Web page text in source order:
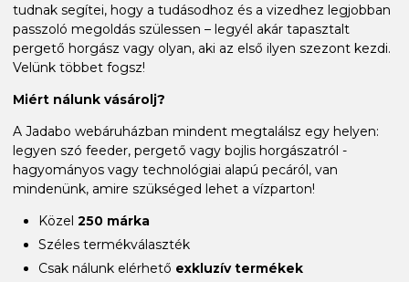
tudnak segítei, hogy a tudásodhoz és a vizedhez legjobban
passzoló megoldás szülessen – legyél akár tapasztalt
pergető horgász vagy olyan, aki az első ilyen szezont kezdi.
Velünk többet fogsz!
Miért nálunk vásárolj?
A Jadabo webáruházban mindent megtalálsz egy helyen:
legyen szó feeder, pergető vagy bojlis horgászatról -
hagyományos vagy technológiai alapú pecáról, van
mindenünk, amire szükséged lehet a vízparton!
Közel 250 márka
Széles termékválaszték
Csak nálunk elérhető exkluzív termékek